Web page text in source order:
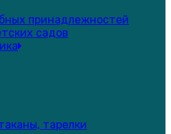
принадлежностей
садов
тарелки